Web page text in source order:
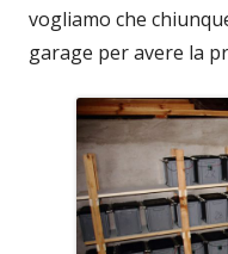
vogliamo che
garage per avere la